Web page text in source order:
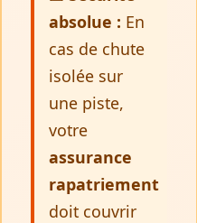
absolue : En
cas de chute
isolée sur
une piste,
votre
assurance
rapatriement
doit couvrir